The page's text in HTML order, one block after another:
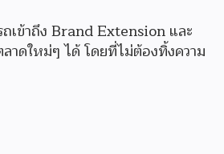
เข้าถึง Brand Extension และ
าดใหม่ๆ ได้ โดยที่ไม่ต้องทิ้งความ